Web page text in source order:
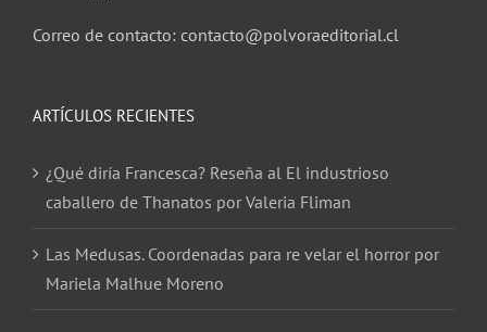
Correo de contacto: contacto@polvoraeditorial.cl
ARTÍCULOS RECIENTES
¿Qué diría Francesca? Reseña al El industrioso
caballero de Thanatos por Valeria Fliman
Las Medusas. Coordenadas para re velar el horror por
Mariela Malhue Moreno